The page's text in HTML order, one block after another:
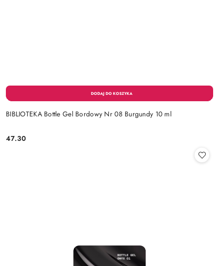
BIBLIOTEKA Bottle Gel Bordowy Nr 08 Burgundy 10 ml
Cena:
47.30